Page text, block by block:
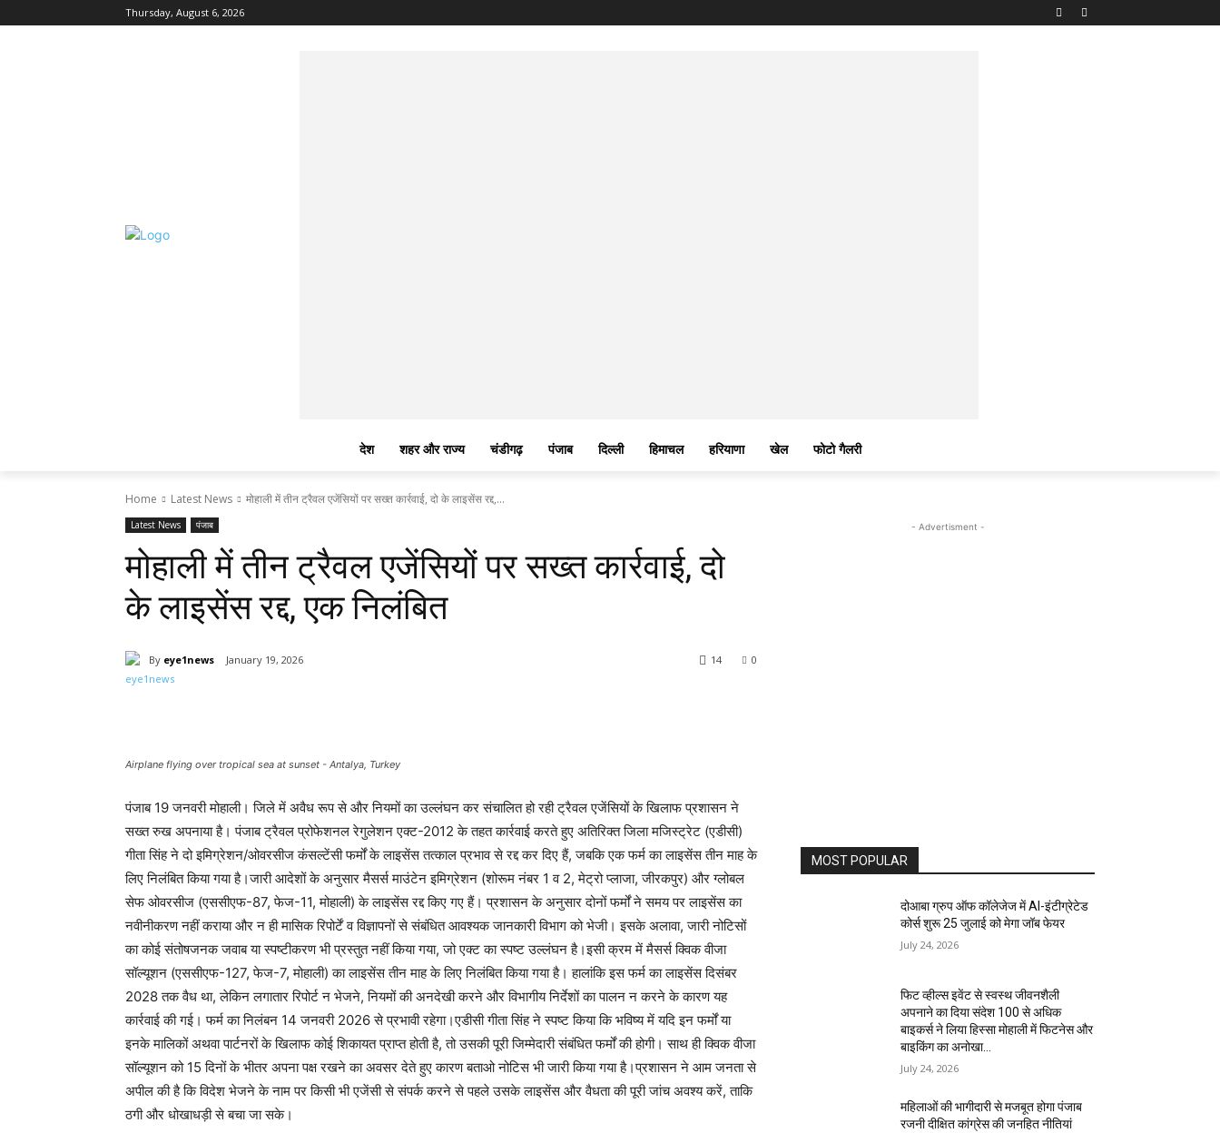
Thursday, August 6, 2026
देश शहर और राज्य चंडीगढ़ पंजाब दिल्ली हिमाचल हरियाणा खेल फोटो गैलरी
Home Latest News मोहाली में तीन ट्रैवल एजेंसियों पर सख्त कार्रवाई, दो के लाइसेंस रद्द,...
Latest News पंजाब
मोहाली में तीन ट्रैवल एजेंसियों पर सख्त कार्रवाई, दो
के लाइसेंस रद्द, एक निलंबित
By eye1news January 19, 2026 0
14
Airplane flying over tropical sea at sunset - Antalya, Turkey
पंजाब 19 जनवरी मोहाली। जिले में अवैध रूप से और नियमों का उल्लंघन कर संचालित हो रही ट्रैवल एजेंसियों के खिलाफ प्रशासन ने
सख्त रुख अपनाया है। पंजाब ट्रैवल प्रोफेशनल रेगुलेशन एक्ट-2012 के तहत कार्रवाई करते हुए अतिरिक्त जिला मजिस्ट्रेट (एडीसी)
गीता सिंह ने दो इमिग्रेशन/ओवरसीज कंसल्टेंसी फर्मों के लाइसेंस तत्काल प्रभाव से रद्द कर दिए हैं, जबकि एक फर्म का लाइसेंस तीन माह के
लिए निलंबित किया गया है।जारी आदेशों के अनुसार मैसर्स माउंटेन इमिग्रेशन (शोरूम नंबर 1 व 2, मेट्रो प्लाजा, जीरकपुर) और ग्लोबल
सेफ ओवरसीज (एससीएफ-87, फेज-11, मोहाली) के लाइसेंस रद्द किए गए हैं। प्रशासन के अनुसार दोनों फर्मों ने समय पर लाइसेंस का
नवीनीकरण नहीं कराया और न ही मासिक रिपोर्टें व विज्ञापनों से संबंधित आवश्यक जानकारी विभाग को भेजी। इसके अलावा, जारी नोटिसों
का कोई संतोषजनक जवाब या स्पष्टीकरण भी प्रस्तुत नहीं किया गया, जो एक्ट का स्पष्ट उल्लंघन है।इसी क्रम में मैसर्स क्विक वीजा
सॉल्यूशन (एससीएफ-127, फेज-7, मोहाली) का लाइसेंस तीन माह के लिए निलंबित किया गया है। हालांकि इस फर्म का लाइसेंस दिसंबर
2028 तक वैध था, लेकिन लगातार रिपोर्ट न भेजने, नियमों की अनदेखी करने और विभागीय निर्देशों का पालन न करने के कारण यह
कार्रवाई की गई। फर्म का निलंबन 14 जनवरी 2026 से प्रभावी रहेगा।एडीसी गीता सिंह ने स्पष्ट किया कि भविष्य में यदि इन फर्मों या
इनके मालिकों अथवा पार्टनरों के खिलाफ कोई शिकायत प्राप्त होती है, तो उसकी पूरी जिम्मेदारी संबंधित फर्मों की होगी। साथ ही क्विक वीजा
सॉल्यूशन को 15 दिनों के भीतर अपना पक्ष रखने का अवसर देते हुए कारण बताओ नोटिस भी जारी किया गया है।प्रशासन ने आम जनता से
अपील की है कि विदेश भेजने के नाम पर किसी भी एजेंसी से संपर्क करने से पहले उसके लाइसेंस और वैधता की पूरी जांच अवश्य करें, ताकि
ठगी और धोखाधड़ी से बचा जा सके।
- Advertisment -
MOST POPULAR
दोआबा ग्रुप ऑफ कॉलेजेज में AI-इंटीग्रेटेड
कोर्स शुरू 25 जुलाई को मेगा जॉब फेयर
July 24, 2026
फिट व्हील्स इवेंट से स्वस्थ जीवनशैली
अपनाने का दिया संदेश 100 से अधिक
बाइकर्स ने लिया हिस्सा मोहाली में फिटनेस और
बाइकिंग का अनोखा...
July 24, 2026
महिलाओं की भागीदारी से मजबूत होगा पंजाब
रजनी दीक्षित कांग्रेस की जनहित नीतियां